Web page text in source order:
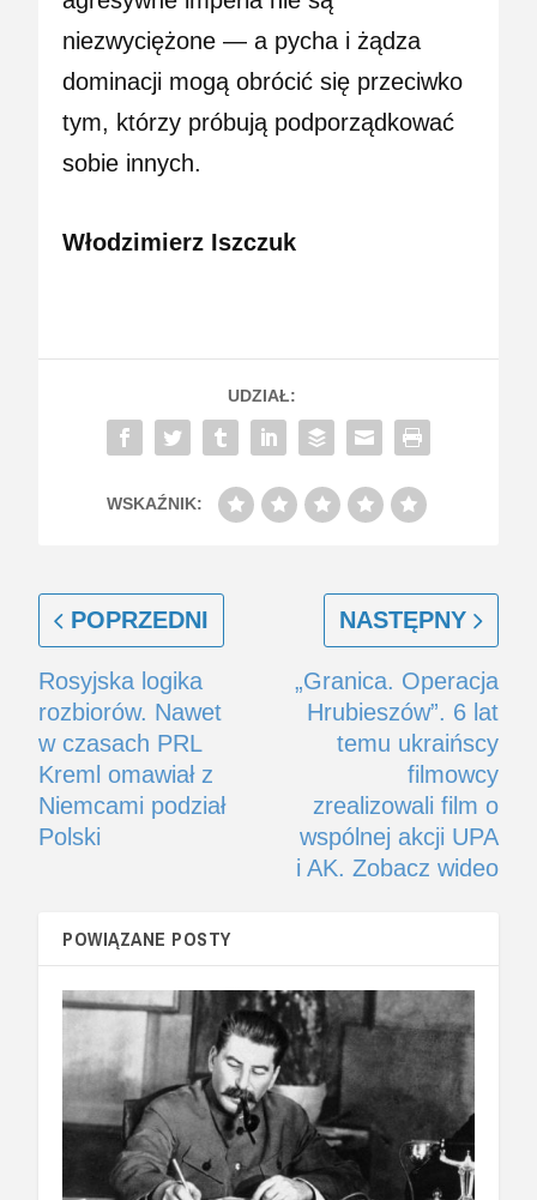
niezwyciężone — a pycha i żądza
dominacji mogą obrócić się przeciwko
tym, którzy próbują podporządkować
sobie innych.
Włodzimierz Iszczuk
UDZIAŁ:
WSKAŹNIK:
POPRZEDNI
Rosyjska logika
rozbiorów. Nawet
w czasach PRL
Kreml omawiał z
Niemcami podział
Polski
NASTĘPNY
„Granica. Operacja
Hrubieszów”. 6 lat
temu ukraińscy
filmowcy
zrealizowali film o
wspólnej akcji UPA
i AK. Zobacz wideo
POWIĄZANE POSTY